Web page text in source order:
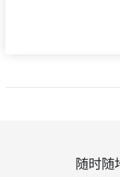
随时随